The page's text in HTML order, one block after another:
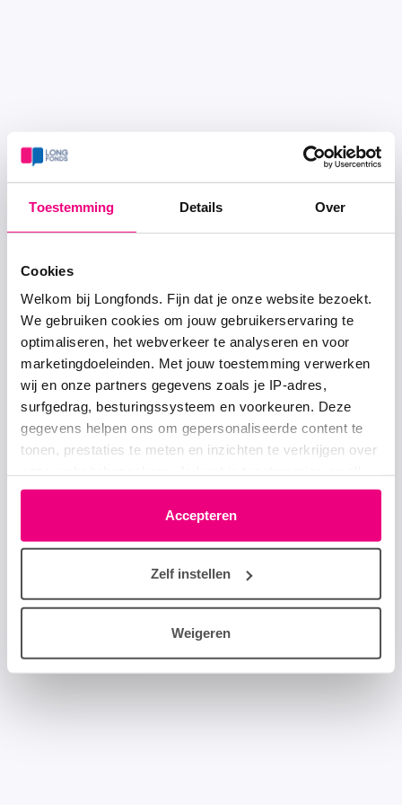
Toestemming Details Over
Cookies
Welkom bij Longfonds. Fijn dat je onze website bezoekt.
We gebruiken cookies om jouw gebruikerservaring te
optimaliseren, het webverkeer te analyseren en voor
marketingdoeleinden. Met jouw toestemming verwerken
wij en onze partners gegevens zoals je IP-adres,
surfgedrag, besturingssysteem en voorkeuren. Deze
gegevens helpen ons om gepersonaliseerde content te
tonen, prestaties te meten en inzichten te verkrijgen over
moment wijzigen of intrekken via het cookie-icoontje
linksonder elke pagina. De lijst met partners is te vinden
in het tabblad “details”.
Accepteren
Zelf instellen
Weigeren